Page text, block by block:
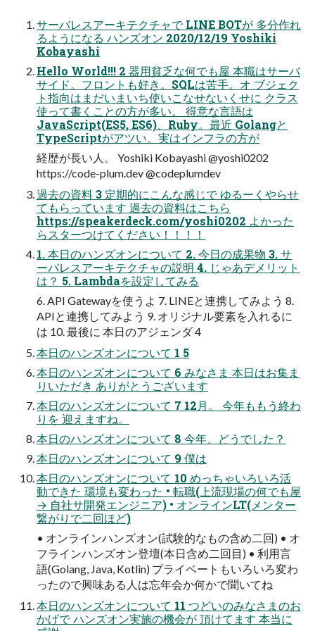
サーバレスアーキテクチャで LINE BOTが 多分作れ
るようになる ハンズオン 2020/12/19 Yoshiki
Kobayashi
Hello World!!! 2 器用貧乏な何でも屋 本職はサーバ
サイド。フロントも好き。SQLは苦手。オ ブジェク
ト指向はまだいまいち使いこなせないくせに クラス
使って書くことの方が多い。 得意な言語は
JavaScript(ES5, ES6)、Ruby。最近 Golangと
TypeScriptがアツい。実はインフラの方が
経歴が長い人。 Yoshiki Kobayashi @yoshi0202
https://code-plum.dev @codeplumdev
過去の資料 3 定期的にこんな感じで ゆるーくやらせ
てもらっています 過去の資料はこちら
https://speakerdeck.com/yoshi0202 よかった
らスターつけてください！！！！
1. 本日のハンズオンについて 2. 今日の成果物 3. サ
ーバレスアーキテクチャの説明 4. じゃあデメリット
は？ 5. Lambdaを設定してみる
6. API Gatewayを使うよ 7. LINEと連携してみよう 8.
APIと連携してみよう 9. オリジナル要素を入れるに
は 10. 最後に 本日のアジェンダ 4
本日のハンズオンについて 1 5
本日のハンズオンについて 6 みなさま 本日はお集ま
りいただき ありがとうございます
本日のハンズオンについて 7 12月。 今年ももう終わ
りを 迎えますね。
本日のハンズオンについて 8 今年、どうでした？
本日のハンズオンについて 9 僕は
本日のハンズオンについて 10 めっちゃいろいろ活
動できた 環境も変わった • 転職(上流現場の何でも屋
→ 自社サ開発エンジニア) • オンラインLT(メンター
繋がりで二回ほど)
• オンラインハンズオン(試験的なもの含め二回) • オ
フラインハンズオン登壇(本日含め二回目) • 利用言
語(Golang, Java, Kotlin) プライベートもいろいろ変わ
ったので興味ある人は忘年会か何かで聞いてね
本日のハンズオンについて 11 つどいのみなさまのお
かげで ハンズオン実施の機会が 頂けてます 本当に